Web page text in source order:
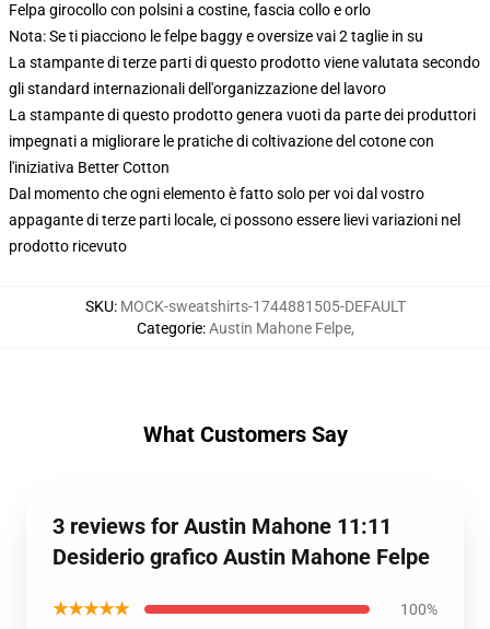
Felpa girocollo con polsini a costine, fascia collo e orlo
Nota: Se ti piacciono le felpe baggy e oversize vai 2 taglie in su
La stampante di terze parti di questo prodotto viene valutata secondo
gli standard internazionali dell'organizzazione del lavoro
La stampante di questo prodotto genera vuoti da parte dei produttori
impegnati a migliorare le pratiche di coltivazione del cotone con
l'iniziativa Better Cotton
Dal momento che ogni elemento è fatto solo per voi dal vostro
appagante di terze parti locale, ci possono essere lievi variazioni nel
prodotto ricevuto
SKU: MOCK-sweatshirts-1744881505-DEFAULT
Categorie:Austin Mahone Felpe,
What Customers Say
3 reviews for Austin Mahone 11:11
Desiderio grafico Austin Mahone Felpe
★★★★★ 100%